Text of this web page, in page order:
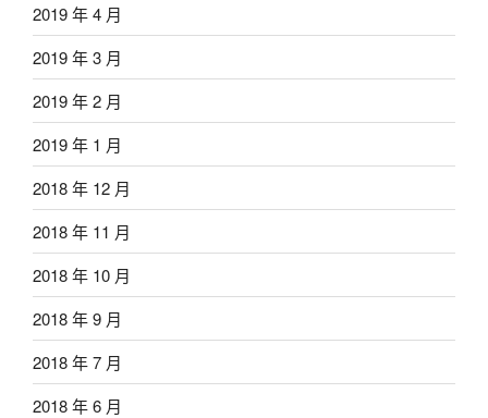
2019 年 4 月
2019 年 3 月
2019 年 2 月
2019 年 1 月
2018 年 12 月
2018 年 11 月
2018 年 10 月
2018 年 9 月
2018 年 7 月
2018 年 6 月